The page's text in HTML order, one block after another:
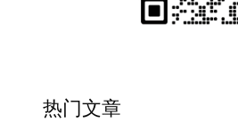
热门文章